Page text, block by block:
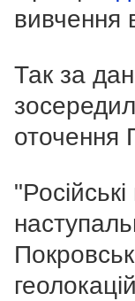
вивчення
Так за
оточення